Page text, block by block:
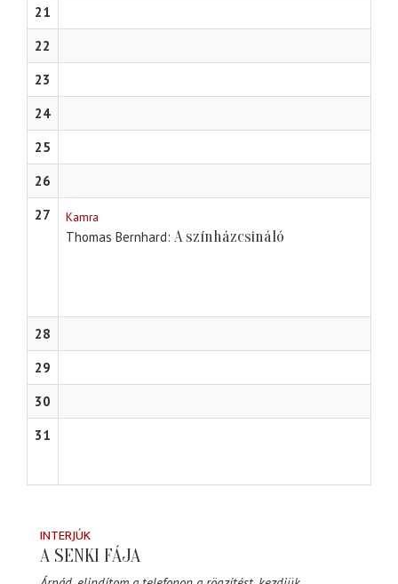
21
22
23
24
25
26
27
Kamra
Thomas Bernhard A színházcsináló
28
29
30
31
INTERJÚK
A SENKI FÁJA